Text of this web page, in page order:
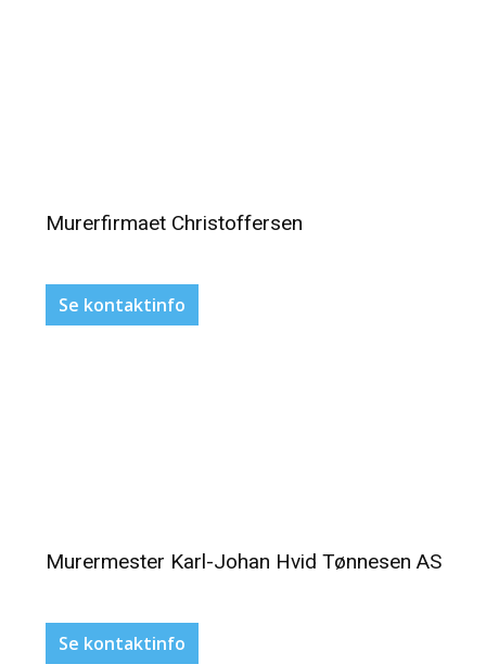
Murerfirmaet Christoffersen
Se kontaktinfo
Murermester Karl-Johan Hvid Tønnesen AS
Se kontaktinfo